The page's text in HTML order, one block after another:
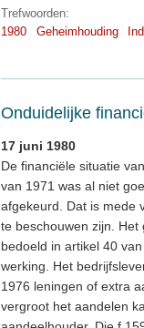
Trefwoorden:
1980
Geheimhouding
Onduidelijke
17 juni 1980
De financiële situatie
van 1971 was al niet
afgekeurd. Dat is mede
te beschouwen zijn. Het
bedoeld in artikel 40
werking. Het
1976 leningen of extra
vergroot het aandelen